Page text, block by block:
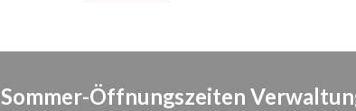
Sommer-Öffnungszeiten